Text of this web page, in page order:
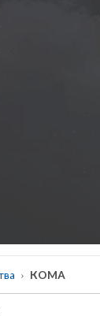
КОМА